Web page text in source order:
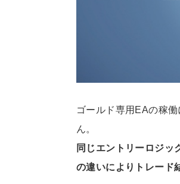
ゴールド専用EAの稼
ん。
同じエントリーロジッ
の違いによりトレード